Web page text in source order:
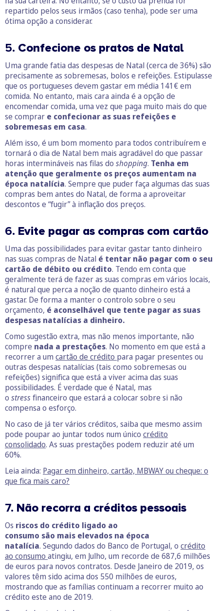
repartido pelos seus irmãos (caso tenha), pode ser uma
ótima opção a considerar.
5. Confecione os pratos de Natal
Uma grande fatia das despesas de Natal (cerca de 36%) são
precisamente as sobremesas, bolos e refeições. Estipulasse
que os portugueses devem gastar em média 141€ em
comida. No entanto, mais cara ainda é a opção de
encomendar comida, uma vez que paga muito mais do que
se comprar e confecionar as suas refeições e
sobremesas em casa.
Além isso, é um bom momento para todos contribuírem e
tornará o dia de Natal bem mais agradável do que passar
horas intermináveis nas filas do shopping. Tenha em
atenção que geralmente os preços aumentam na
época natalícia. Sempre que puder faça algumas das suas
compras bem antes do Natal, de forma a aproveitar
descontos e “fugir” à inflação dos preços.
6. Evite pagar as compras com cartão
Uma das possibilidades para evitar gastar tanto dinheiro
nas suas compras de Natal é tentar não pagar com o seu
cartão de débito ou crédito. Tendo em conta que
geralmente terá de fazer as suas compras em vários locais,
é natural que perca a noção de quanto dinheiro está a
gastar. De forma a manter o controlo sobre o seu
orçamento, é aconselhável que tente pagar as suas
despesas natalícias a dinheiro.
Como sugestão extra, mas não menos importante, não
compre nada a prestações. No momento em que está a
recorrer a um cartão de crédito para pagar presentes ou
outras despesas natalícias (tais como sobremesas ou
refeições) significa que está a viver acima das suas
possibilidades. É verdade que é Natal, mas
o stressfinanceiro que estará a colocar sobre si não
compensa o esforço.
No caso de já ter vários créditos, saiba que mesmo assim
pode poupar ao juntar todos num único crédito
consolidado. As suas prestações podem reduzir até um
60%.
Leia ainda: Pagar em dinheiro, cartão, MBWAY ou cheque: o
que fica mais caro?
7. Não recorra a créditos pessoais
Os riscos do crédito ligado ao
consumo são mais elevados na época
natalícia. Segundo dados do Banco de Portugal, o crédito
ao consumo atingiu, em Julho, um recorde de 687,6 milhões
de euros para novos contratos. Desde Janeiro de 2019, os
valores têm sido acima dos 550 milhões de euros,
mostrando que as famílias continuam a recorrer muito ao
crédito este ano de 2019.